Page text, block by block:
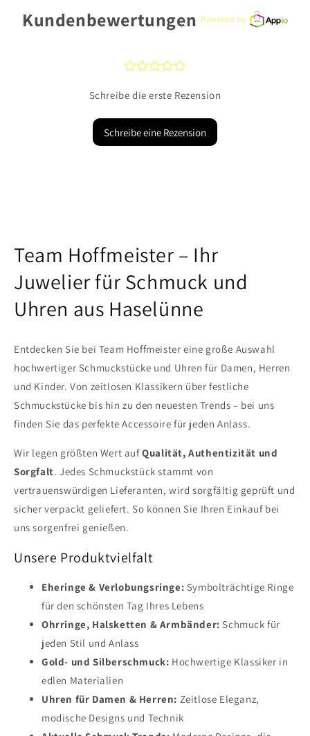
Kundenbewertungen Powered by
¤¤¤¤¤
Schreibe die erste Rezension
Schreibe eine Rezension
Team Hoffmeister – Ihr
Juwelier für Schmuck und
Uhren aus Haselünne
Entdecken Sie bei Team Hoffmeister eine große Auswahl
hochwertiger Schmuckstücke und Uhren für Damen, Herren
und Kinder. Von zeitlosen Klassikern über festliche
Schmuckstücke bis hin zu den neuesten Trends – bei uns
finden Sie das perfekte Accessoire für jeden Anlass.
Wir legen größten Wert aufQualität, Authentizität und
Sorgfalt. Jedes Schmuckstück stammt von
vertrauenswürdigen Lieferanten, wird sorgfältig geprüft und
sicher verpackt geliefert. So können Sie Ihren Einkauf bei
uns sorgenfrei genießen.
Unsere Produktvielfalt
Eheringe & Verlobungsringe: Symbolträchtige Ringe
für den schönsten Tag Ihres Lebens
Ohrringe, Halsketten & Armbänder: Schmuck für
jeden Stil und Anlass
Gold- und Silberschmuck: Hochwertige Klassiker in
edlen Materialien
Uhren für Damen & Herren: Zeitlose Eleganz,
modische Designs und Technik